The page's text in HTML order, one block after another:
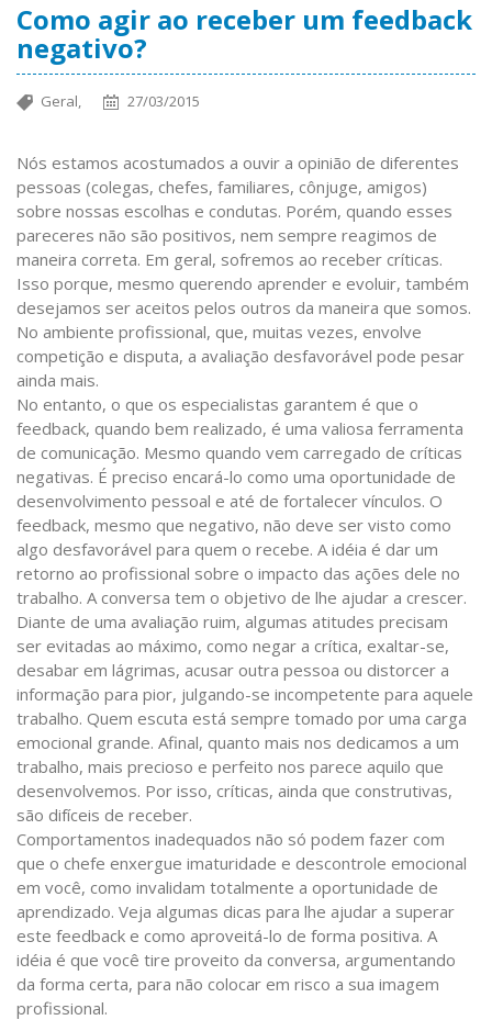
Como agir ao receber um feedback
negativo?
Geral, 27/03/2015
Nós estamos acostumados a ouvir a opinião de diferentes
pessoas (colegas, chefes, familiares, cônjuge, amigos)
sobre nossas escolhas e condutas. Porém, quando esses
pareceres não são positivos, nem sempre reagimos de
maneira correta. Em geral, sofremos ao receber críticas.
Isso porque, mesmo querendo aprender e evoluir, também
desejamos ser aceitos pelos outros da maneira que somos.
No ambiente profissional, que, muitas vezes, envolve
competição e disputa, a avaliação desfavorável pode pesar
ainda mais.
No entanto, o que os especialistas garantem é que o
feedback, quando bem realizado, é uma valiosa ferramenta
de comunicação. Mesmo quando vem carregado de críticas
negativas. É preciso encará-lo como uma oportunidade de
desenvolvimento pessoal e até de fortalecer vínculos. O
feedback, mesmo que negativo, não deve ser visto como
algo desfavorável para quem o recebe. A idéia é dar um
retorno ao profissional sobre o impacto das ações dele no
trabalho. A conversa tem o objetivo de lhe ajudar a crescer.
Diante de uma avaliação ruim, algumas atitudes precisam
ser evitadas ao máximo, como negar a crítica, exaltar-se,
desabar em lágrimas, acusar outra pessoa ou distorcer a
informação para pior, julgando-se incompetente para aquele
trabalho. Quem escuta está sempre tomado por uma carga
emocional grande. Afinal, quanto mais nos dedicamos a um
trabalho, mais precioso e perfeito nos parece aquilo que
desenvolvemos. Por isso, críticas, ainda que construtivas,
são difíceis de receber.
Comportamentos inadequados não só podem fazer com
que o chefe enxergue imaturidade e descontrole emocional
em você, como invalidam totalmente a oportunidade de
aprendizado. Veja algumas dicas para lhe ajudar a superar
este feedback e como aproveitá-lo de forma positiva. A
idéia é que você tire proveito da conversa, argumentando
da forma certa, para não colocar em risco a sua imagem
profissional.